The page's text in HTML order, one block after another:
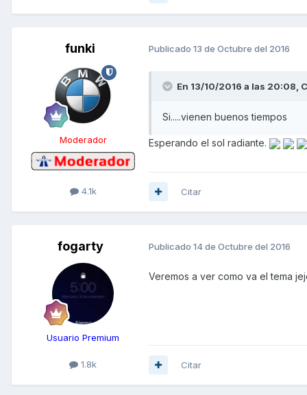
funki
Moderador
4.1k
Publicado 13 de Octubre del 2016
En 13/10/2016 a las 20:08,
Si.....vienen buenos tiempos
Esperando el sol radiante.
Citar
fogarty
Usuario Premium
1.8k
Publicado 14 de Octubre del 2016
Veremos a ver como va el tema
Citar